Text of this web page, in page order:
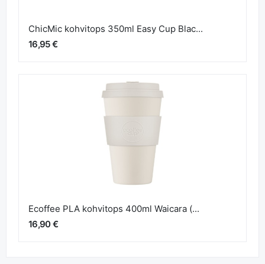
ChicMic kohvitops 350ml Easy Cup Blac...
16,95 €
Ecoffee PLA kohvitops 400ml Waicara (...
16,90 €